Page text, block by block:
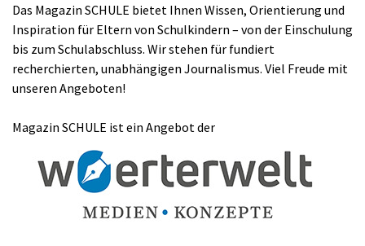
Das Magazin SCHULE bietet Ihnen Wissen, Orientierung und
Inspiration für Eltern von Schulkindern – von der Einschulung
bis zum Schulabschluss. Wir stehen für fundiert
recherchierten, unabhängigen Journalismus. Viel Freude mit
unseren Angeboten!
Magazin SCHULE ist ein Angebot der